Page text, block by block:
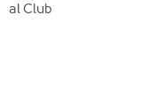
al Club